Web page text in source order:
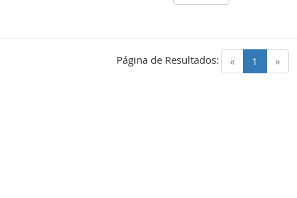
« 1 (current)
»
Página de Resultados: